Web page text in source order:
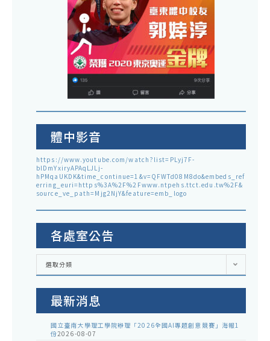
體中影音
https://www.youtube.com/watch?list=PLyj7F-
blDmYxiryAPAqLJLj-
hPMqaUKDK&time_continue=1&v=QFWTd08M8do&embeds_ref
erring_euri=https%3A%2F%2Fwww.ntpehs.ttct.edu.tw%2F&
source_ve_path=Mjg2NjY&feature=emb_logo
各處室公告
各
室
選取分類
最新消息
國立臺南大學理工學院辦理「2026全國AI專題創意競賽」海報1
份2026-08-07